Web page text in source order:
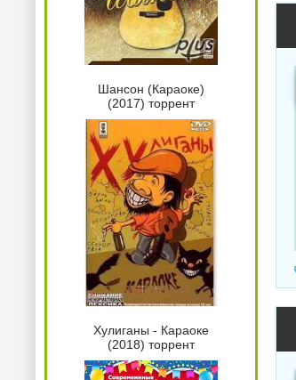
Шансон (Караоке)
(2017) торрент
Хулиганы - Караоке
(2018) торрент